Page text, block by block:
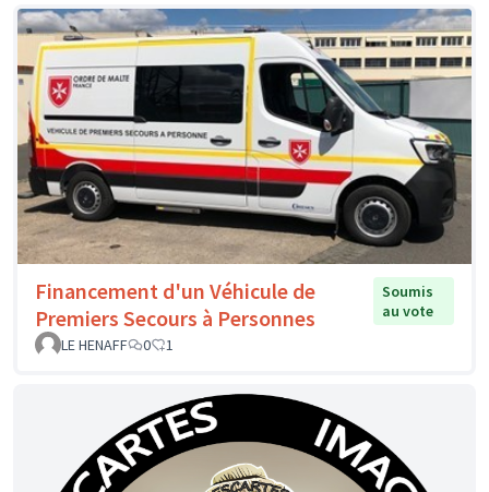
Financement d'un Véhicule de
Premiers Secours à Personnes
Soumis
au vote
LE HENAFF
0 1